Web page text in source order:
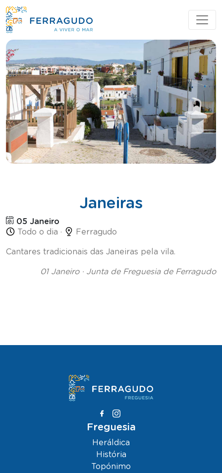
Janeiras
05 Janeiro
Todo o dia ·
Ferragudo
Cantares tradicionais das Janeiras pela vila.
01 Janeiro · Junta de Freguesia de Ferragudo
Freguesia
Heráldica
História
Topónimo